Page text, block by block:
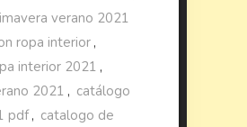
verano 2021
ropa interior ,
interior 2021 ,
2021 , catálogo
pdf, catalogo de